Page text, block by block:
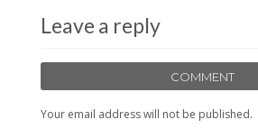
Leave a reply
COMMENT
Your email address will not be published.